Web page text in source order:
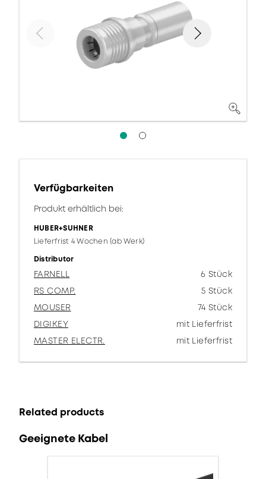
Verfügbarkeiten
Produkt erhältlich bei:
HUBER+SUHNER
Lieferfrist 4 Wochen (ab Werk)
Distributor
FARNELL
6 Stück
RS COMP.
5 Stück
MOUSER
74 Stück
DIGIKEY
mit Lieferfrist
MASTER ELECTR.
mit Lieferfrist
Related products
Geeignete Kabel